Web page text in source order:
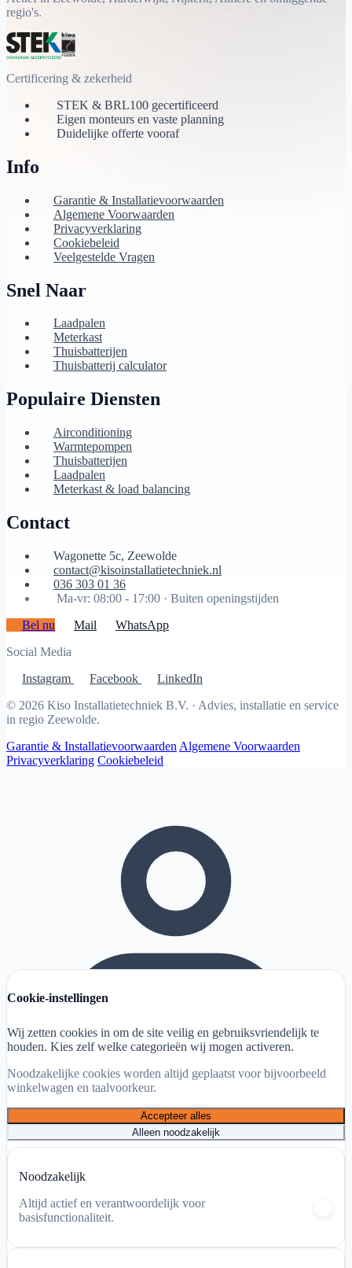
regio's.
Certificering & zekerheid
STEK & BRL100 gecertificeerd
Eigen monteurs en vaste planning
Duidelijke offerte vooraf
Info
Garantie & Installatievoorwaarden
Algemene Voorwaarden
Privacyverklaring
Cookiebeleid
Veelgestelde Vragen
Snel Naar
Laadpalen
Meterkast
Thuisbatterijen
Thuisbatterij calculator
Populaire Diensten
Airconditioning
Warmtepompen
Thuisbatterijen
Laadpalen
Meterkast & load balancing
Contact
Wagonette 5c, Zeewolde
contact@kisoinstallatietechniek.nl
036 303 01 36
Ma-vr: 08:00 - 17:00 · Buiten openingstijden
Bel nu
Mail
WhatsApp
Social Media
Instagram
Facebook
LinkedIn
© 2026 Kiso Installatietechniek B.V. · Advies, installatie en service
in regio Zeewolde.
Garantie & Installatievoorwaarden Algemene Voorwaarden
Privacyverklaring Cookiebeleid
Cookie-instellingen
Wij zetten cookies in om de site veilig en gebruiksvriendelijk te
houden. Kies zelf welke categorieën wij mogen activeren.
Noodzakelijke cookies worden altijd geplaatst voor bijvoorbeeld
winkelwagen en taalvoorkeur.
Accepteer alles
Alleen noodzakelijk
Noodzakelijk
Altijd actief en verantwoordelijk voor
basisfunctionaliteit.
Mijn account
Winkelwagen